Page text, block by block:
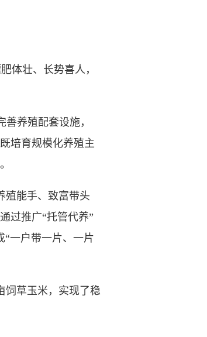
体壮、长势喜人，
养殖配套设施，
培育规模化养殖主
能手、致富带头
过推广“托管代养”
“一户带一片、一片
草玉米，实现了稳